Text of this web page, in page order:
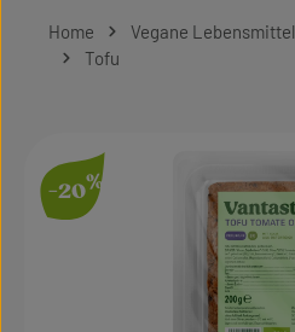
Home Vegane Lebensmittel
Tofu
-20%